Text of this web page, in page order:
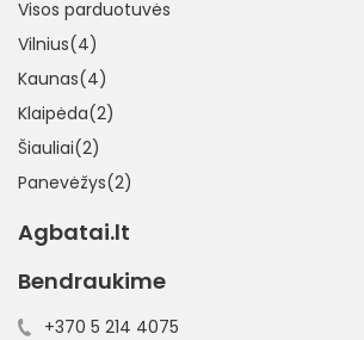
Visos parduotuvės
Vilnius(4)
Kaunas(4)
Klaipėda(2)
Šiauliai(2)
Panevėžys(2)
Agbatai.lt
Bendraukime
+370 5 214 4075